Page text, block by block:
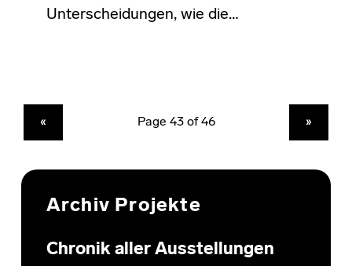
Unterscheidungen, wie die…
« »
Archiv Projekte
Chronik aller Ausstellungen